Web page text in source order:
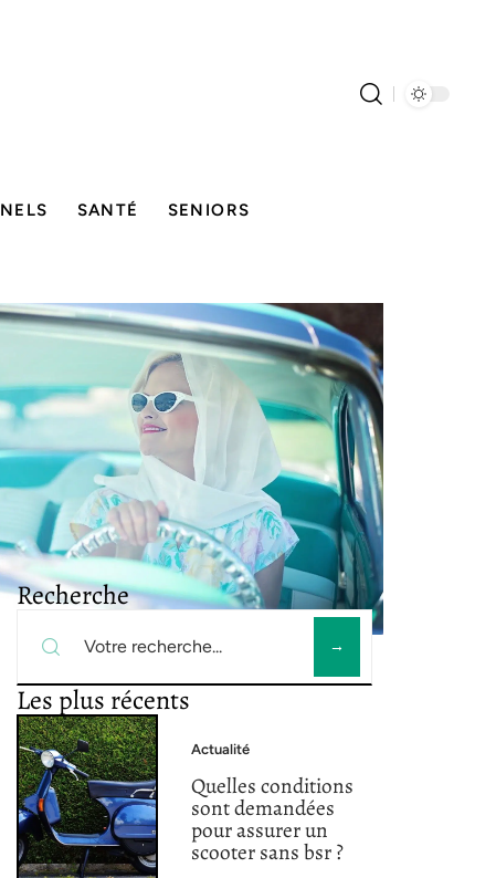
SANTÉ SENIORS
Recherche
Les plus récents
Actualité
Quelles conditions
sont demandées
pour assurer un
scooter sans bsr ?